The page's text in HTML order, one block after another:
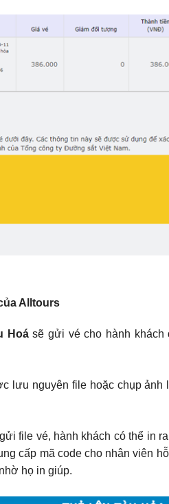
Alltours
Hoásẽ gửi vé cho hành khách
lưu nguyên file hoặc chụp ảnh
file vé, hành khách có thể in
cấp mã code cho nhân viên
họ in giúp.